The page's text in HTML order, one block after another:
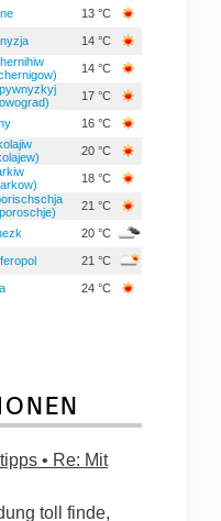
13 °C
14 °C
14 °C
17 °C
16 °C
20 °C
18 °C
21 °C
20 °C
21 °C
24 °C
• Re: Mit
toll finde,